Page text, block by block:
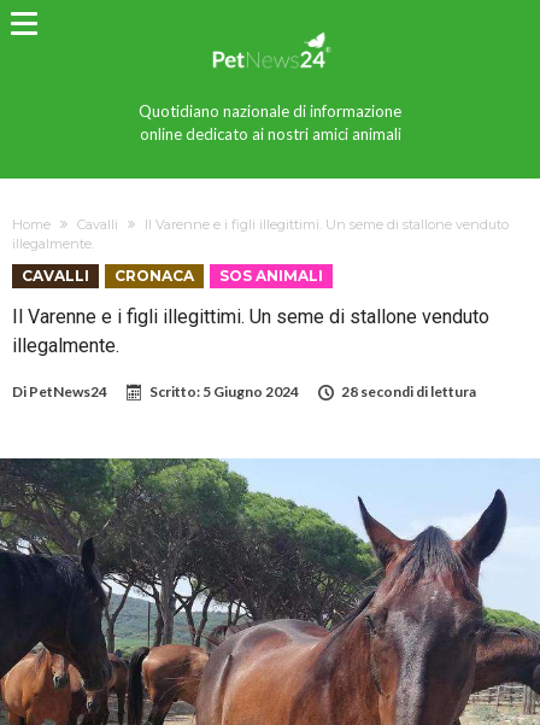
Quotidiano nazionale di informazione
online dedicato ai nostri amici animali
Home Cavalli
Il Varenne e i figli illegittimi. Un seme di stallone venduto
illegalmente.
CAVALLI CRONACA SOS ANIMALI
Il Varenne e i figli illegittimi. Un seme di stallone venduto
illegalmente.
Di PetNews24 Scritto: 5 Giugno 2024 28 secondi di lettura